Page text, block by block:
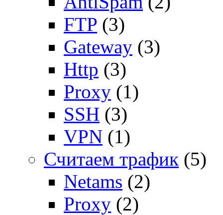
FTP (3)
Gateway (3)
Http (3)
Proxy (1)
SSH (3)
VPN (1)
Считаем трафик (5)
Netams (2)
Proxy (2)